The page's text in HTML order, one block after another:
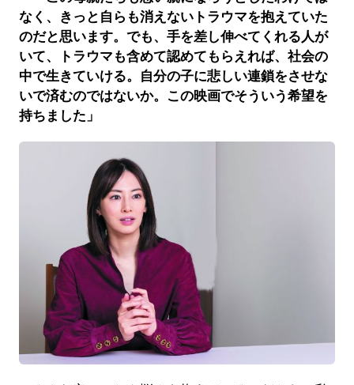
なく、きっと自らも消えないトラウマを抱えていた
のだと思います。でも、手を差し伸べてくれる人が
いて、トラウマも含めて認めてもらえれば、社会の
中で生きていける。自分の子に悲しい連鎖をさせな
いで済むのではないか。この映画でそういう希望を
持ちました」